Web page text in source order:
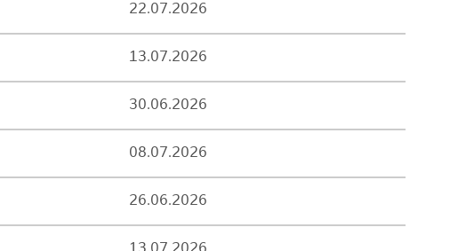
22.07.2026
13.07.2026
30.06.2026
08.07.2026
26.06.2026